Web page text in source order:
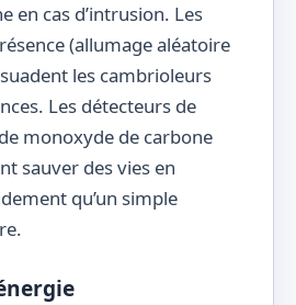
en cas d’intrusion. Les
(allumage aléatoire
les cambrioleurs
Les détecteurs de
monoxyde de carbone
sauver des vies en
qu’un simple